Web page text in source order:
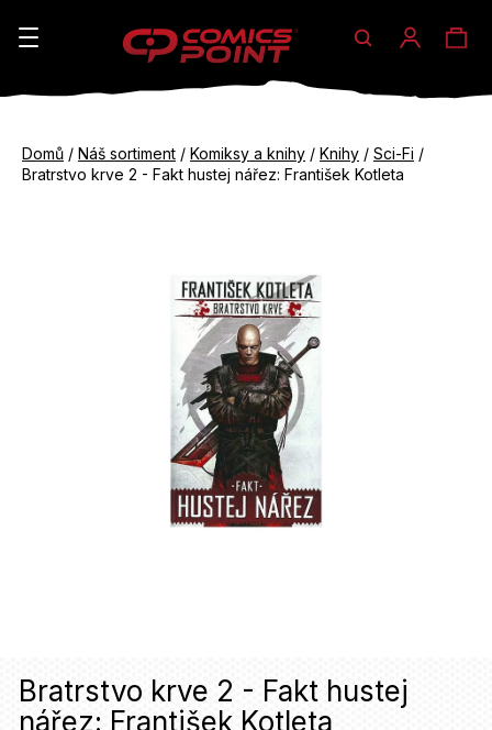
Hledat
Domů / Náš sortiment / Komiksy a knihy / Knihy / Sci-Fi /
Bratrstvo krve 2 - Fakt hustej nářez: František Kotleta
Bratrstvo krve 2 - Fakt hustej
nářez: František Kotleta
K
do
do
n
a